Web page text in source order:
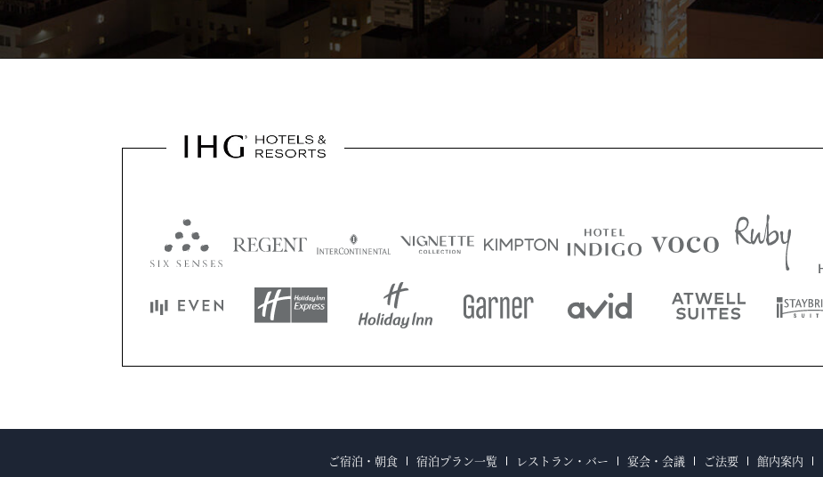
ご宿泊・朝食 宿泊プラン一覧 レストラン・バー 宴会・会議 ご法要 館内案内